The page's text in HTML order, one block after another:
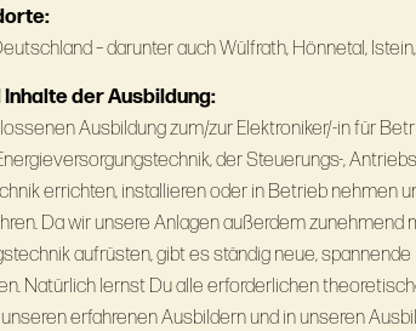
– darunter auch Wülfrath, Hönnetal,
der Ausbildung:
Ausbildung zum/zur Elektroniker/-in für
der Steuerungs-,
errichten, installieren oder in Betrieb nehmen
Da wir unsere Anlagen außerdem zunehmend
aufrüsten, gibt es ständig neue,
Natürlich lernst Du alle erforderlichen
erfahrenen Ausbildern und in unseren